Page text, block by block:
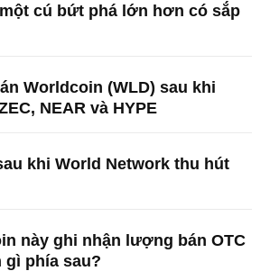
cú bứt phá lớn hơn có sắp
Worldcoin (WLD) sau khi
NEAR và HYPE
khi World Network thu hút
này ghi nhận lượng bán OTC
gì phía sau?